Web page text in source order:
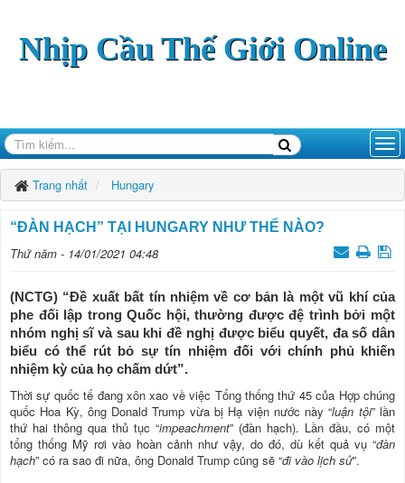
Nhịp Cầu Thế Giới Online
Trang nhất Hungary
“ĐÀN HẠCH” TẠI HUNGARY NHƯ THẾ NÀO?
Thứ năm - 14/01/2021 04:48
(NCTG) “Đề xuất bất tín nhiệm về cơ bản là một vũ khí của
phe đối lập trong Quốc hội, thường được đệ trình bởi một
nhóm nghị sĩ và sau khi đề nghị được biểu quyết, đa số dân
biểu có thể rút bỏ sự tín nhiệm đối với chính phủ khiến
nhiệm kỳ của họ chấm dứt”.
Thời sự quốc tế đang xôn xao về việc Tổng thống thứ 45 của Hợp chúng
quốc Hoa Kỳ, ông Donald Trump vừa bị Hạ viện nước này “luận tội” lần
thứ hai thông qua thủ tục “impeachment” (đàn hạch). Lần đầu, có một
tổng thống Mỹ rơi vào hoàn cảnh như vậy, do đó, dù kết quả vụ “đàn
hạch” có ra sao đi nữa, ông Donald Trump cũng sẽ “đi vào lịch sử”.